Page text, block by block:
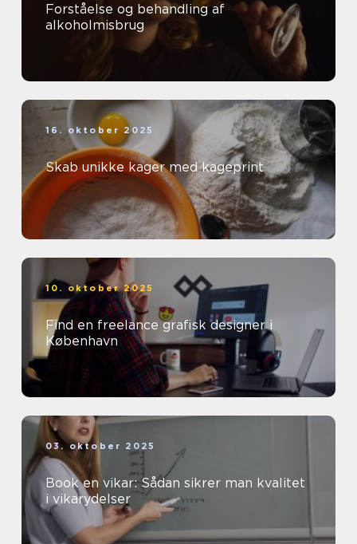
Forståelse og behandling af
alkoholmisbrug
16. oktober 2025
Skab unikke kager med kageprint
10. oktober 2025
Find en freelance grafisk designer i
København
03. oktober 2025
Book en vikar: Sådan sikrer man kvalitet
i vikarydelser